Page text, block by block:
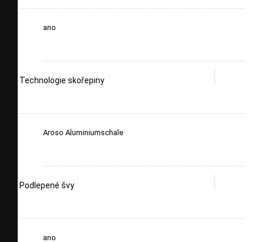
ano
Technologie skořepiny
Aroso Aluminiumschale
Podlepené švy
ano